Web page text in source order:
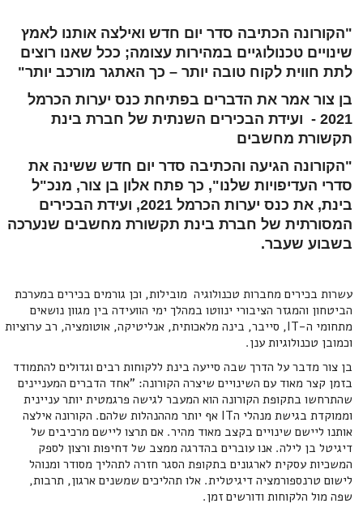
"הקורונה הכתיבה סדר יום חדש ואילצה אותנו לאמץ
שינויים טכנולוגיים במהירות עצומה; ככל שאנו רוצים
לתת חווית לקוח טובה יותר – כך האתגר מורכב יותר"
בן צור אמר את הדברים בפתיחת כנס יערות הכרמל
2021 - ועידת הבכירים השנתית של חברת בינת
תקשורת מחשבים
"הקורונה הגיעה והכתיבה סדר יום חדש ששינה את
סדרי העדיפויות שלנו", כך פתח אלון בן צור, מנכ"ל
בינת, את כנס יערות הכרמל 2021, ועידת הבכירים
המסורתית של חברת בינת תקשורת מחשבים שנערכה
בשבוע שעבר.
עשרות בכירים מחברות טכנולוגיה מובילות, וכן גורמים בכירים במערכת
הביטחון והמגזר הציבורי ינווטו במהלך ימי הוועידה בין מגוון נושאים
מתחומי ה-IT, סייבר, בינה מלאכותית, אנליטיקה, אוטומציה, רב ערוציות
וכמובן טכנולוגיות ענן.
בן צור מדבר על הדרך שבה סייעה בינת ללקוחות רבים וגדולים להתמודד
בזמן קצר מאוד עם השינויים שיצרה הקורונה: "אחד הדברים המעניינים
שהתרחשו בתקופת הקורונה הוא המעבר לגישה פרגמטית יותר עניינית
וממוקדת בגישת מנהלי הIT אף יותר מההנהלות שלהם. הקורונה אילצה
אותנו ליישם שינויים בקצב מאוד מהיר. אם תרצו ליישם מרכיבים של
דיגיטל בן לילה. אנו עוברים בהדרגה ממצב של דחיפות ורצון לספק
המשכיות עסקית לארגונים בתקופת הסגר חזרה לתהליך מסודר ומנוהל
לישום טרנספורמציה דיגיטלית. אלו תהליכים שמשנים ארגון, תרבות,
שפה מול הלקוחות ודורשים זמן.